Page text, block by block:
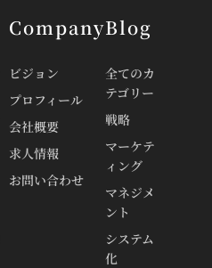
Company
ビジョン
プロフィール
会社概要
求人情報
お問い合わせ
Blog
全てのカ
テゴリー
戦略
マーケテ
ィング
マネジメ
ント
システム
化